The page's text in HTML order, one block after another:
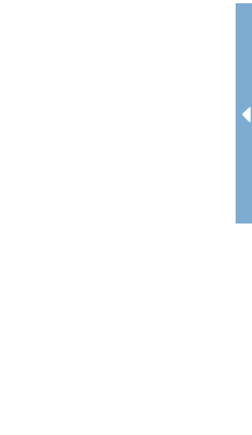
Crisislab ondersteunt de werkgroep BOVEN